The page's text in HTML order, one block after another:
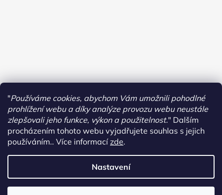
"Používáme cookies, abychom Vám umožnili pohodlné
prohlížení webu a díky analýze provozu webu neustále
zlepšovali jeho funkce, výkon a použitelnost." Dalším
procházením tohoto webu vyjadřujete souhlas s jejich
používáním.. Více informacízde.
Nastavení
Copyright 2026Dormas. Všechna práva vyhrazena.Upravit